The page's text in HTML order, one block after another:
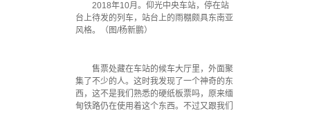
2018年10月。仰光中央车站，停在站
台上待发的列车，站台上的雨棚颇具东南亚
风格。（图/杨新鹏）
售票处藏在车站的候车大厅里，外面聚
集了不少的人。这时我发现了一个神奇的东
西，这不是我们熟悉的硬纸板票吗，原来缅
甸铁路仍在使用着这个东西。不过又跟我们